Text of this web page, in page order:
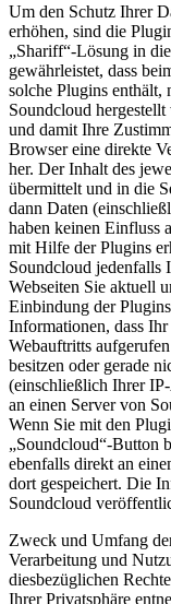
Um den Schutz Ihrer
erhöhen, sind die
„Shariff“-Lösung in
gewährleistet, dass
solche Plugins enthält,
Soundcloud
und damit Ihre
Browser eine direkte
her. Der Inhalt des
übermittelt und in die
dann Daten
haben keinen Einfluss
mit Hilfe der Plugins
Soundcloud jedenfalls
Webseiten Sie aktuell
Einbindung der
Informationen, dass
Webauftritts
besitzen oder gerade
(einschließlich Ihrer
an einen Server von
Wenn Sie mit den
„Soundcloud“-Button
ebenfalls direkt an
dort gespeichert. Die
Soundcloud
Zweck und Umfang
Verarbeitung und
diesbezüglichen
Ihrer Privatsphäre